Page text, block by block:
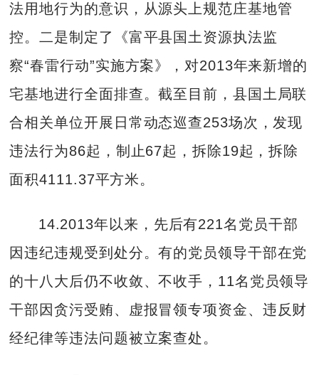
法用地行为的意识，从源头上规范庄基地管
控。二是制定了《富平县国土资源执法监
察“春雷行动”实施方案》，对2013年来新增的
宅基地进行全面排查。截至目前，县国土局联
合相关单位开展日常动态巡查253场次，发现
违法行为86起，制止67起，拆除19起，拆除
面积4111.37平方米。
14.2013年以来，先后有221名党员干部
因违纪违规受到处分。有的党员领导干部在党
的十八大后仍不收敛、不收手，11名党员领导
干部因贪污受贿、虚报冒领专项资金、违反财
经纪律等违法问题被立案查处。